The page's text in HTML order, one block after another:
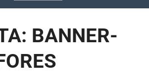
BANNER-